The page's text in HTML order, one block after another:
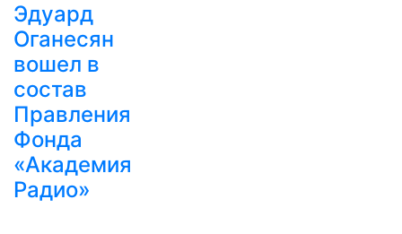
Эдуард
Оганесян
вошел в
состав
Правления
Фонда
«Академия
Радио»